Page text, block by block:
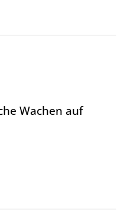
Wachen auf
auf